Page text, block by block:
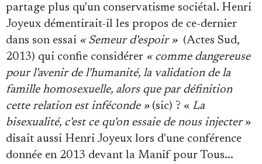
partage plus qu'un conservatisme sociétal. Henri
Joyeux démentirait-il les propos de ce-dernier
dans son essai « Semeur d'espoir »(Actes Sud,
2013) qui confie considérer « comme dangereuse
pour l'avenir de l'humanité, la validation de la
famille homosexuelle, alors que par définition
cette relation est inféconde »(sic) ? « La
bisexualité, c'est ce qu'on essaie de nous injecter »
disait aussi Henri Joyeux lors d'une conférence
donnée en 2013 devant la Manif pour Tous...